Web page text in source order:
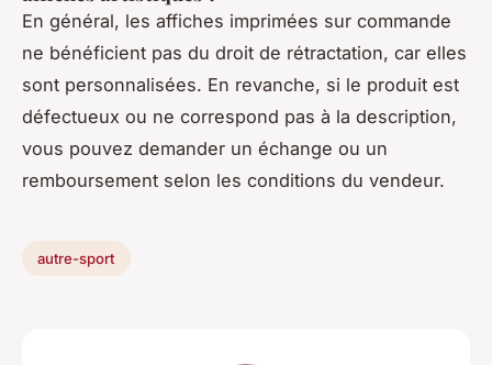
En général, les affiches imprimées sur commande
ne bénéficient pas du droit de rétractation, car elles
sont personnalisées. En revanche, si le produit est
défectueux ou ne correspond pas à la description,
vous pouvez demander un échange ou un
remboursement selon les conditions du vendeur.
autre-sport